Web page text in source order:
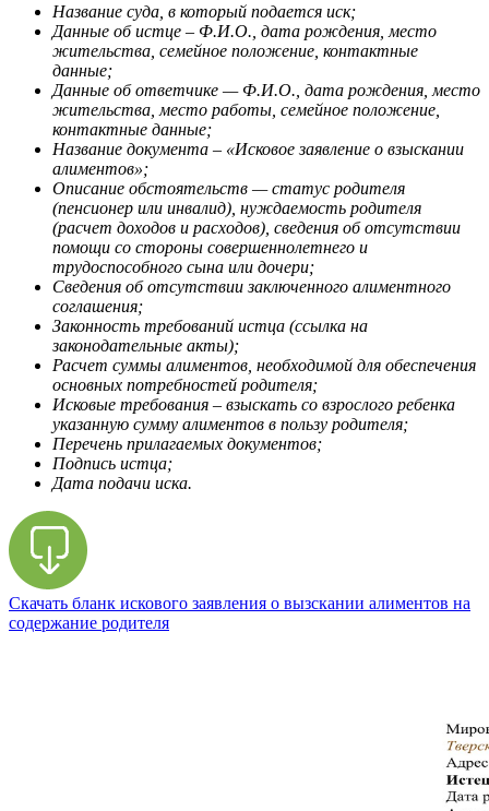
Название суда, в который подается иск;
Данные об истце – Ф.И.О., дата рождения, место
жительства, семейное положение, контактные
данные;
Данные об ответчике — Ф.И.О., дата рождения, место
жительства, место работы, семейное положение,
контактные данные;
Название документа – «Исковое заявление о взыскании
алиментов»;
Описание обстоятельств — статус родителя
(пенсионер или инвалид), нуждаемость родителя
(расчет доходов и расходов), сведения об отсутствии
помощи со стороны совершеннолетнего и
трудоспособного сына или дочери;
Сведения об отсутствии заключенного алиментного
соглашения;
Законность требований истца (ссылка на
законодательные акты);
Расчет суммы алиментов, необходимой для обеспечения
основных потребностей родителя;
Исковые требования – взыскать со взрослого ребенка
указанную сумму алиментов в пользу родителя;
Перечень прилагаемых документов;
Подпись истца;
Дата подачи иска.
Скачать бланк искового заявления о вызскании алиментов на
содержание родителя